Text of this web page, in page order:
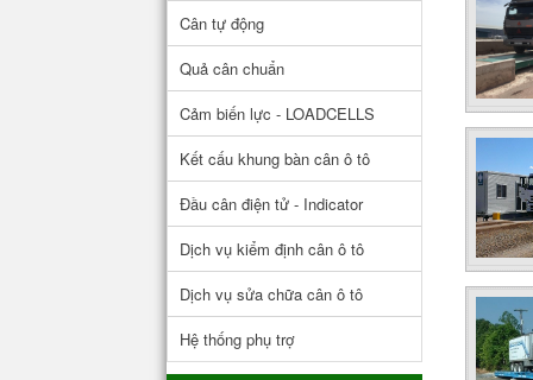
Cân tự động
Quả cân chuẩn
Cảm biến lực - LOADCELLS
Kết cấu khung bàn cân ô tô
Đầu cân điện tử - Indicator
Dịch vụ kiểm định cân ô tô
Dịch vụ sửa chữa cân ô tô
Hệ thống phụ trợ